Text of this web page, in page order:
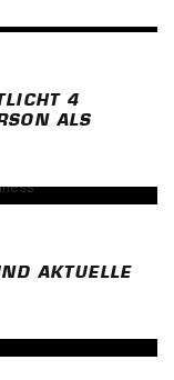
4
ALS
AKTUELLE